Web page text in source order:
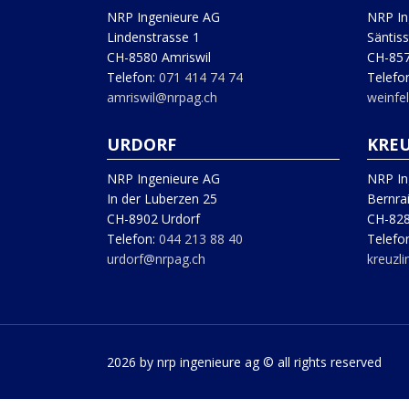
NRP Ingenieure AG
Lindenstrasse 1
CH-8580 Amriswil
Telefon: 071 414 74 74
amriswil@nrpag.ch
URDORF
NRP Ingenieure AG
In der Luberzen 25
CH-8902 Urdorf
Telefon: 044 213 88 40
urdorf@nrpag.ch
NRP
CH-
NRP
CH-
2026 by nrp ingenieure ag © all rights reserved